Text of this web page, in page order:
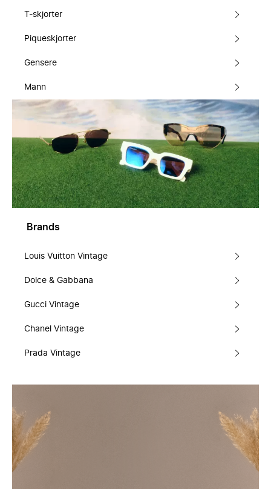
T-skjorter
Piqueskjorter
Gensere
Mann
Brands
Louis Vuitton Vintage
Dolce & Gabbana
Gucci Vintage
Chanel Vintage
Prada Vintage